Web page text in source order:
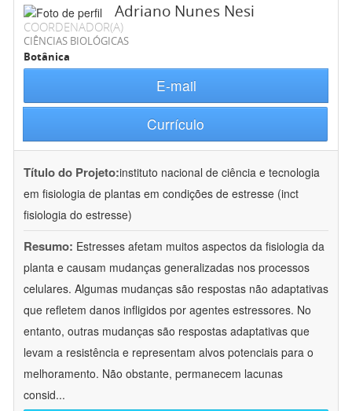
Adriano Nunes Nesi
COORDENADOR(A)
CIÊNCIAS BIOLÓGICAS
Botânica
E-mail
Currículo
Título do Projeto:instituto nacional de ciência e tecnologia
em fisiologia de plantas em condições de estresse (inct
fisiologia do estresse)
Resumo: Estresses afetam muitos aspectos da fisiologia da
planta e causam mudanças generalizadas nos processos
celulares. Algumas mudanças são respostas não adaptativas
que refletem danos infligidos por agentes estressores. No
entanto, outras mudanças são respostas adaptativas que
levam a resistência e representam alvos potenciais para o
melhoramento. Não obstante, permanecem lacunas
consid...